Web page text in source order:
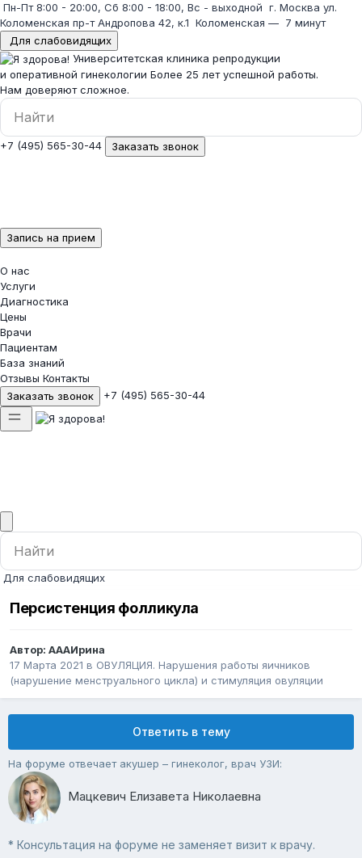
Пн-Пт 8:00 - 20:00, Сб 8:00 - 18:00, Вс - выходной г. Москва ул.
Коломенская пр-т Андропова 42, к.1 Коломенская — 7 минут
Для слабовидящих
Университетская клиника репродукции
и оперативной гинекологии Более 25 лет успешной работы.
Нам доверяют сложное.
+7 (495) 565-30-44 Заказать звонок
Запись на прием
О нас
Услуги
Диагностика
Цены
Врачи
Пациентам
База знаний
Отзывы Контакты
Заказать звонок
+7 (495) 565-30-44
Для слабовидящих
Персистенция фолликула
Автор: AAAИрина
17 Марта 2021 в ОВУЛЯЦИЯ. Нарушения работы яичников
(нарушение менструального цикла) и стимуляция овуляции
Ответить в тему
На форуме отвечает акушер – гинеколог, врач УЗИ:
Мацкевич Елизавета Николаевна
* Консультация на форуме не заменяет визит к врачу.